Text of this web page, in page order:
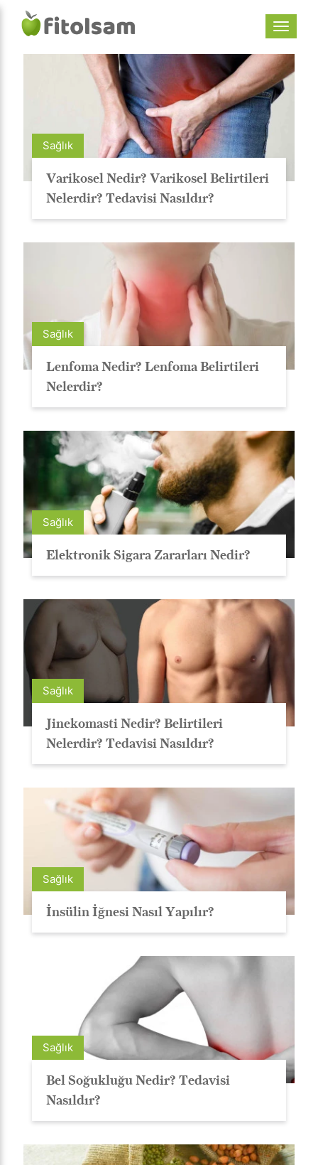
Sağlık
Varikosel Nedir? Varikosel Belirtileri
Nelerdir? Tedavisi Nasıldır?
Sağlık
Lenfoma Nedir? Lenfoma Belirtileri
Nelerdir?
Sağlık
Elektronik Sigara Zararları Nedir?
Sağlık
Jinekomasti Nedir? Belirtileri
Nelerdir? Tedavisi Nasıldır?
Sağlık
İnsülin İğnesi Nasıl Yapılır?
Sağlık
Bel Soğukluğu Nedir? Tedavisi
Nasıldır?